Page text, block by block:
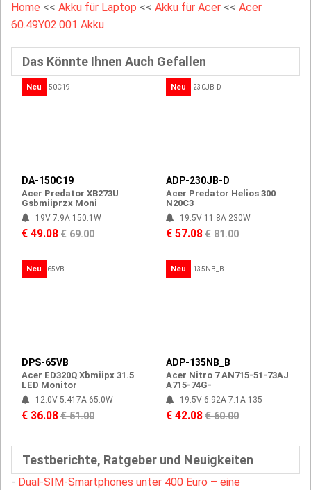
Home << Akku für Laptop << Akku für Acer << Acer
60.49Y02.001 Akku
Das Könnte Ihnen Auch Gefallen
Neu
DA-150C19
Acer Predator XB273U
Gsbmiiprzx Moni
19V 7.9A 150.1W
€ 49.08€ 69.00
Neu
ADP-230JB-D
Acer Predator Helios 300
N20C3
19.5V 11.8A 230W
€ 57.08€ 81.00
Neu
DPS-65VB
Acer ED320Q Xbmiipx 31.5
LED Monitor
12.0V 5.417A 65.0W
€ 36.08€ 51.00
Neu
ADP-135NB_B
Acer Nitro 7 AN715-51-73AJ
A715-74G-
19.5V 6.92A-7.1A 135
€ 42.08€ 60.00
Testberichte, Ratgeber und Neuigkeiten
- Dual-SIM-Smartphones unter 400 Euro – eine